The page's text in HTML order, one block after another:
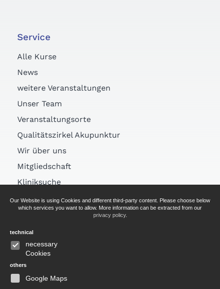
Service
Alle Kurse
News
weitere Veranstaltungen
Unser Team
Veranstaltungsorte
Qualitätszirkel Akupunktur
Wir über uns
Mitgliedschaft
Kliniksuche
Links
Arztsuche
AGB
Impressum
Our Website is using Cookies and different third-party content. Please choose below
which services you want to allow. More information can be extracted from our
privacy policy.
technical
necessary
Cookies
others
Google Maps